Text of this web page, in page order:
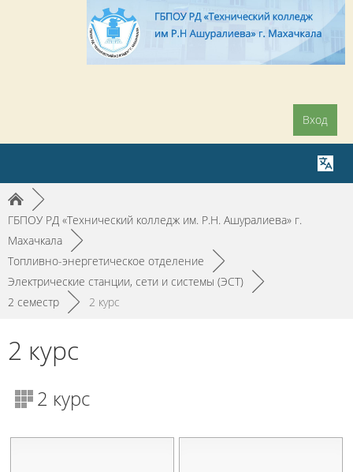
Вход
►
ГБПОУ РД «Технический колледж им. Р.Н. Ашуралиева» г.
Махачкала
►
Топливно-энергетическое отделение
►
Электрические станции, сети и системы (ЭСТ)
►
2 семестр
► 2 курс
2 курс
2 курс